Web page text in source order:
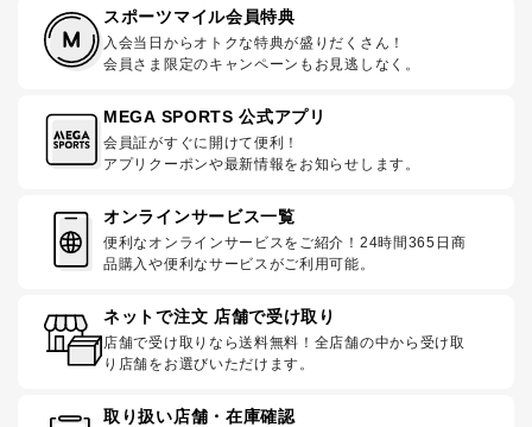
スポーツマイル会員特典
入会当日からオトクな特典が盛りだくさん！
会員さま限定のキャンペーンもお見逃しなく。
MEGA SPORTS 公式アプリ
会員証がすぐに開けて便利！
アプリクーポンや最新情報をお知らせします。
オンラインサービス一覧
便利なオンラインサービスをご紹介！24時間365日商
品購入や便利なサービスがご利用可能。
ネットで注文 店舗で受け取り
店舗で受け取りなら送料無料！全店舗の中から受け取
り店舗をお選びいただけます。
取り扱い店舗・在庫確認